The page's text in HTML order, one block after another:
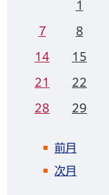
1
7 8
14 15
21 22
28 29
前月
次月